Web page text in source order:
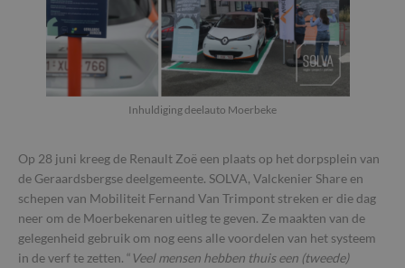
Inhuldiging deelauto Moerbeke
Op 28 juni kreeg de Renault Zoë een plaats op het dorpsplein van
de Geraardsbergse deelgemeente. SOLVA, Valckenier Share en
schepen van Mobiliteit Fernand Van Trimpont streken er die dag
neer om de Moerbekenaren uitleg te geven. Ze maakten van de
gelegenheid gebruik om nog eens alle voordelen van het systeem
in de verf te zetten. “ Veel mensen hebben thuis een (tweede)